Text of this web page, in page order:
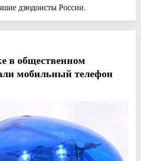
дзюдоисты России.
в общественном
мобильный телефон